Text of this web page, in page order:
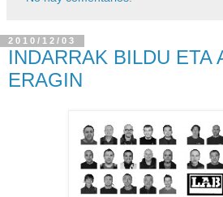
2010/12/03
INDARRAK BILDU ETA
ERAGIN